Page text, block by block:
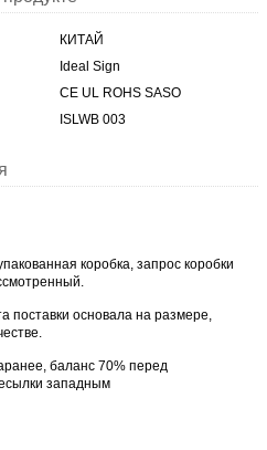
КИТАЙ
Ideal Sign
CE UL ROHS SASO
ISLWB 003
коробка, запрос коробки
поставки основала на размере,
баланс 70% перед
западным